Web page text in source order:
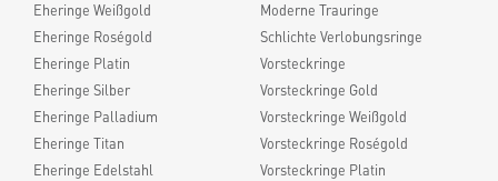
Eheringe Weißgold
Eheringe Roségold
Eheringe Platin
Eheringe Silber
Eheringe Palladium
Eheringe Titan
Eheringe Edelstahl
Moderne Trauringe
Schlichte Verlobungsringe
Vorsteckringe
Vorsteckringe Gold
Vorsteckringe Weißgold
Vorsteckringe Roségold
Vorsteckringe Platin